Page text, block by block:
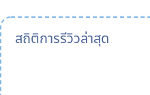
สถิติการรีวิวล่าสุด